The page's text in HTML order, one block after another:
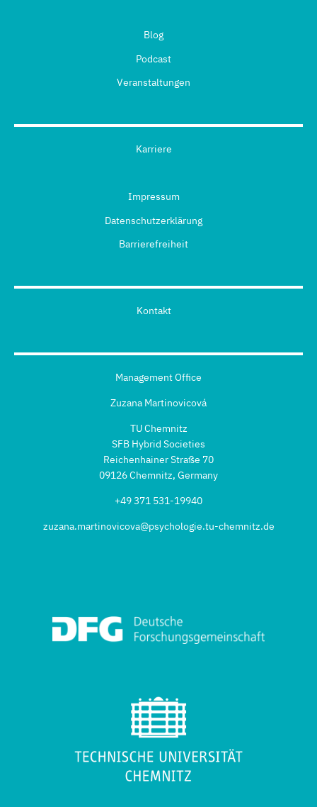
Blog
Podcast
Veranstaltungen
Karriere
Impressum
Datenschutzerklärung
Barrierefreiheit
Kontakt
Management Office
Zuzana Martinovicová
TU Chemnitz
SFB Hybrid Societies
Reichenhainer Straße 70
09126 Chemnitz, Germany
+49 371 531-19940
zuzana.martinovicova@psychologie.tu-chemnitz.de